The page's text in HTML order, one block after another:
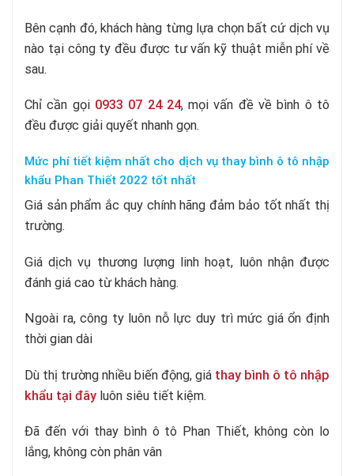
Bên cạnh đó, khách hàng từng lựa chọn bất cứ dịch vụ
nào tại công ty đều được tư vấn kỹ thuật miễn phí về
sau.
Chỉ cần gọi0933 07 24 24, mọi vấn đề về bình ô tô
đều được giải quyết nhanh gọn.
Mức phí tiết kiệm nhất cho dịch vụ thay bình ô tô nhập
khẩu Phan Thiết 2022 tốt nhất
Giá sản phẩm ắc quy chính hãng đảm bảo tốt nhất thị
trường.
Giá dịch vụ thương lượng linh hoạt, luôn nhận được
đánh giá cao từ khách hàng.
Ngoài ra, công ty luôn nỗ lực duy trì mức giá ổn định
thời gian dài
Dù thị trường nhiều biến động, giá thay bình ô tô nhập
khẩu tại đây luôn siêu tiết kiệm.
Đã đến với thay bình ô tô Phan Thiết, không còn lo
lắng, không còn phân vân